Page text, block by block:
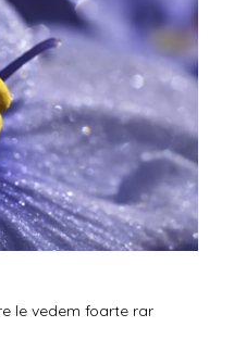
le vedem foarte rar